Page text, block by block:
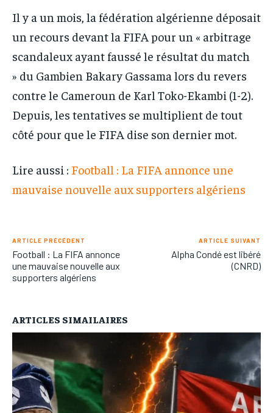
Il y a un mois, la fédération algérienne déposait
un recours devant la FIFA pour un « arbitrage
scandaleux ayant faussé le résultat du match
» du Gambien Bakary Gassama lors du revers
contre le Cameroun de Karl Toko-Ekambi (1-2).
Depuis, les tentatives se multiplient de tout
côté pour que le FIFA dise son dernier mot.
Lire aussi : Football : La FIFA annonce une
mauvaise nouvelle aux supporters algériens
ARTICLE PRÉCÉDENT
Football : La FIFA annonce
une mauvaise nouvelle aux
supporters algériens
ARTICLE SUIVANT
Alpha Condé est libéré
(CNRD)
ARTICLES SIMAILAIRES